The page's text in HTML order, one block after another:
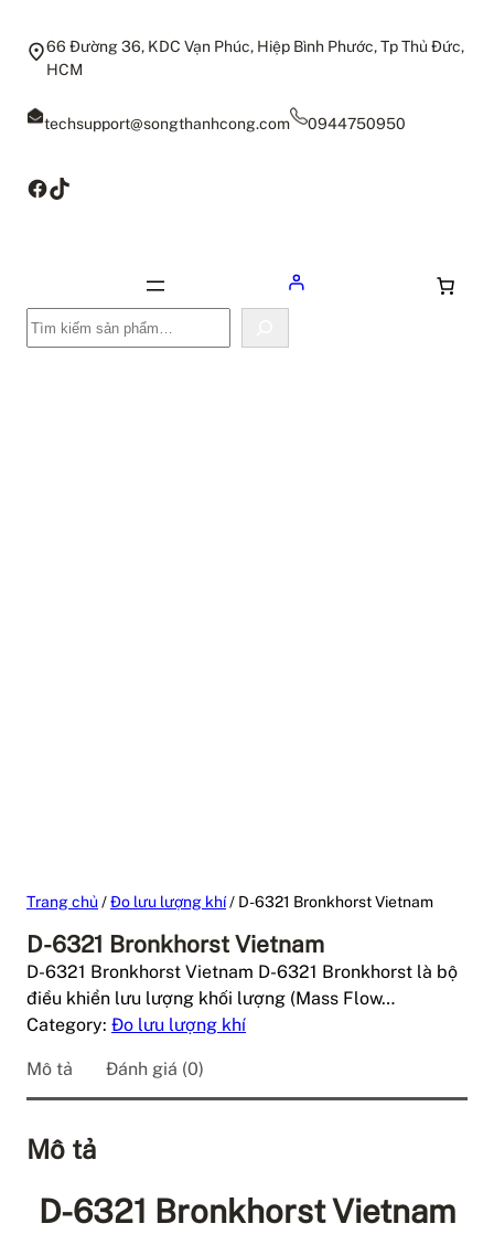
66 Đường 36, KDC Vạn Phúc, Hiệp Bình Phước, Tp Thủ Đức,
HCM
techsupport@songthanhcong.com 0944750950
Facebook
TikTok
Tìm
kiếm
Trang chủ /Đo lưu lượng khí/ D-6321 Bronkhorst Vietnam
D-6321 Bronkhorst Vietnam
D-6321 Bronkhorst Vietnam D-6321 Bronkhorst là bộ
điều khiển lưu lượng khối lượng (Mass Flow…
Category: Đo lưu lượng khí
Mô tả Đánh giá (0)
Mô tả
D-6321 Bronkhorst Vietnam